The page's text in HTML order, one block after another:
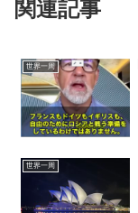
関連記事
世界一周
世界一周